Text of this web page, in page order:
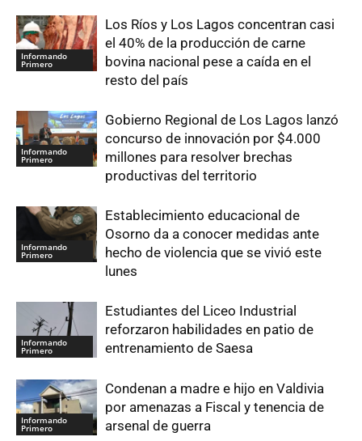
Informando
Primero
Los Ríos y Los Lagos concentran casi
el 40% de la producción de carne
bovina nacional pese a caída en el
resto del país
Informando
Primero
Gobierno Regional de Los Lagos lanzó
concurso de innovación por $4.000
millones para resolver brechas
productivas del territorio
Informando
Primero
Establecimiento educacional de
Osorno da a conocer medidas ante
hecho de violencia que se vivió este
lunes
Informando
Primero
Estudiantes del Liceo Industrial
reforzaron habilidades en patio de
entrenamiento de Saesa
Informando
Primero
Condenan a madre e hijo en Valdivia
por amenazas a Fiscal y tenencia de
arsenal de guerra